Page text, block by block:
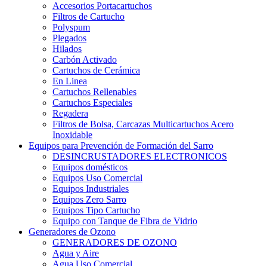
Accesorios Portacartuchos
Filtros de Cartucho
Polyspum
Plegados
Hilados
Carbón Activado
Cartuchos de Cerámica
En Linea
Cartuchos Rellenables
Cartuchos Especiales
Regadera
Filtros de Bolsa, Carcazas Multicartuchos Acero
Inoxidable
Equipos para Prevención de Formación del Sarro
DESINCRUSTADORES ELECTRONICOS
Equipos domésticos
Equipos Uso Comercial
Equipos Industriales
Equipos Zero Sarro
Equipos Tipo Cartucho
Equipo con Tanque de Fibra de Vidrio
Generadores de Ozono
GENERADORES DE OZONO
Agua y Aire
Agua Uso Comercial